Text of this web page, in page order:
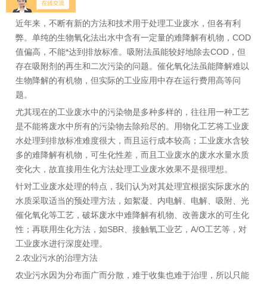
厂。
近年来，不断有新的方法和技术用于处理工业废水，但各有利
弊。单纯的生物氧化法出水中含有一定量的难降解有机物，COD
值偏高，不能*达到排放标准。吸附法虽能较好地除去COD，但
存在吸附剂的再生和二次污染的问题。催化氧化法虽能降解难以
生物降解的有机物，但实际的工业应用中存在运行费用高等问
题。
尤其现在的工业废水中的污染物是多种多样的，往往用一种工艺
是不能将废水中所有的污染物去除殆尽的。用物化工艺将工业废
水处理到排放标准难度很大，而且运行成本较高；工业废水含较
多的难降解有机物，可生化性差，而且工业废水的废水水量水质
变化大，故直接用生化方法处理工业废水效果不是很理想。
针对工业废水处理的特点，我们认为对其处理宜根据实际废水的
水质采取适当的预处理方法，如絮凝、内电解、电解、吸附、光
催化氧化等工艺，破坏废水中难降解有机物、改善废水的可生化
性；再联用生化方法，如SBR、接触氧工业艺，A/O工艺等，对
工业废水进行深度处理。
2.农业污水的治理方法
农业污水因为分布面广而分散，难于收集也难于治理，所以只能